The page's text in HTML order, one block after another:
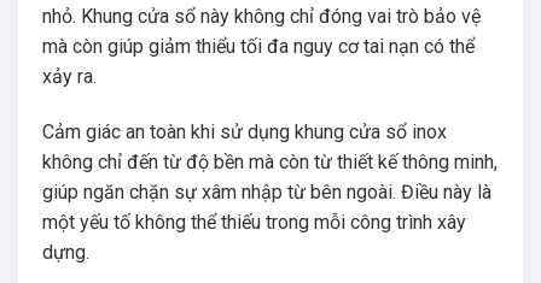
nhỏ. Khung cửa sổ này không chỉ đóng vai trò bảo vệ
mà còn giúp giảm thiểu tối đa nguy cơ tai nạn có thể
xảy ra.
Cảm giác an toàn khi sử dụng khung cửa sổ inox
không chỉ đến từ độ bền mà còn từ thiết kế thông minh,
giúp ngăn chặn sự xâm nhập từ bên ngoài. Điều này là
một yếu tố không thể thiếu trong mỗi công trình xây
dựng.